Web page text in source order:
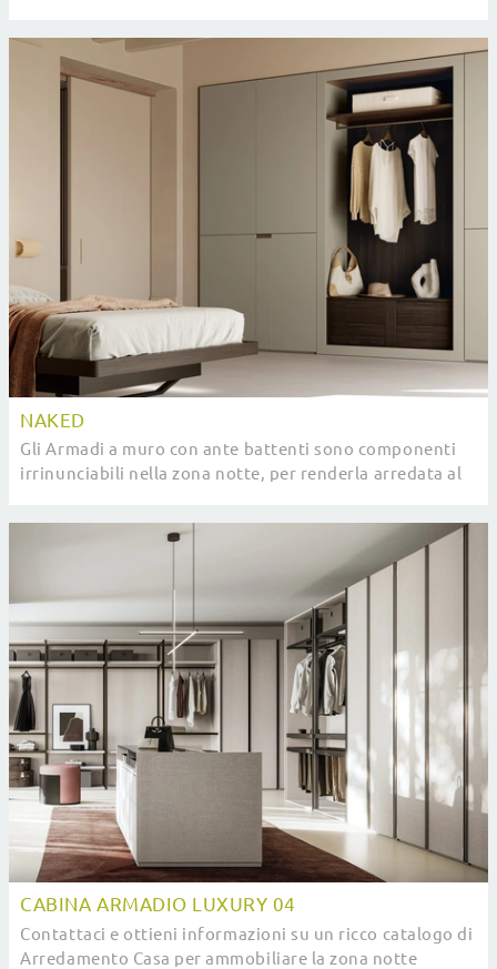
NAKED
Gli Armadi a muro con ante battenti sono componenti
irrinunciabili nella zona notte, per renderla arredata al
CABINA ARMADIO LUXURY 04
Contattaci e ottieni informazioni su un ricco catalogo di
Arredamento Casa per ammobiliare la zona notte